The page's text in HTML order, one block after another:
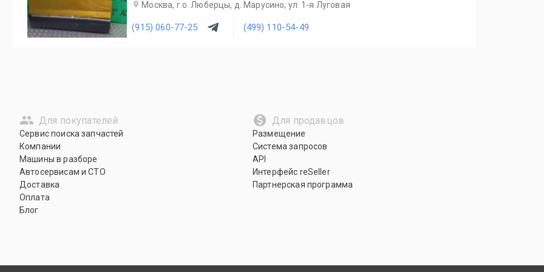
Москва, г.о. Люберцы, д. Марусино, ул. 1-я Луговая
(915) 060-77-25 (499) 110-54-49
Для покупателей
Сервис поиска запчастей
Компании
Машины в разборе
Автосервисам и СТО
Доставка
Оплата
Блог
Для продавцов
Размещение
Система запросов
API
Интерфейс reSeller
Партнерская программа